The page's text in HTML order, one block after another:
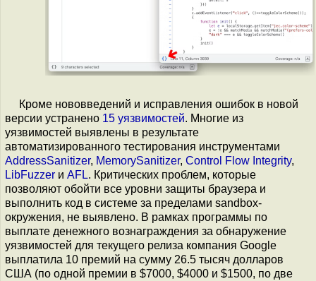
Кроме нововведений и исправления ошибок в новой
версии устранено 15 уязвимостей. Многие из
уязвимостей выявлены в результате
автоматизированного тестирования инструментами
AddressSanitizer, MemorySanitizer, Control Flow Integrity,
LibFuzzer и AFL. Критических проблем, которые
позволяют обойти все уровни защиты браузера и
выполнить код в системе за пределами sandbox-
окружения, не выявлено. В рамках программы по
выплате денежного вознаграждения за обнаружение
уязвимостей для текущего релиза компания Google
выплатила 10 премий на сумму 26.5 тысяч долларов
США (по одной премии в $7000, $4000 и $1500, по две